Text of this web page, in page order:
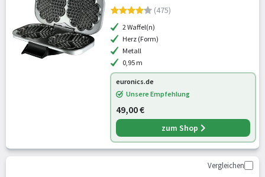
(475)
2 Waffel(n)
Herz (Form)
Metall
0,95 m
euronics.de
Unsere Empfehlung
49,00 €
zum Shop
Vergleichen